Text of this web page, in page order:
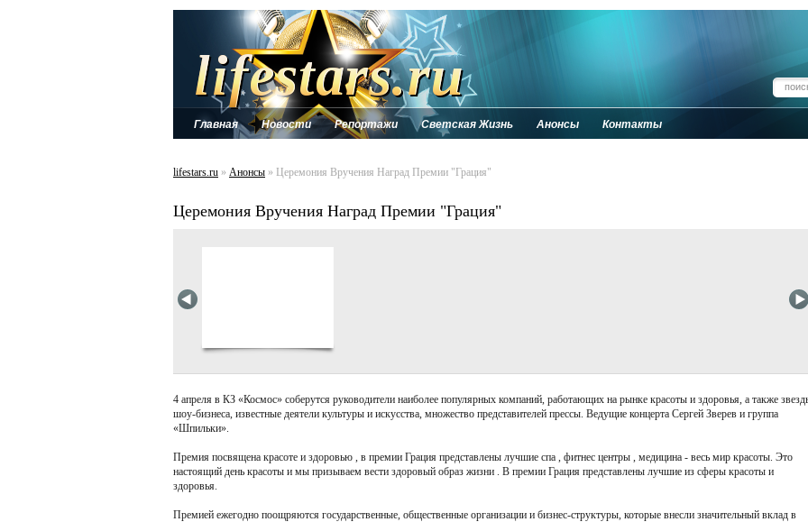
Главная Новости Репортажи Светская Жизнь Анонсы Контакты
lifestars.ru » Анонсы » Церемония Вручения Наград Премии "Грация"
Церемония Вручения Наград Премии "Грация"
4 апреля в КЗ «Космос» соберутся руководители наиболее популярных компаний, работающих на рынке красоты и здоровья, а также
шоу-бизнеса, известные деятели культуры и искусства, множество представителей прессы. Ведущие концерта Сергей Зверев и группа
«Шпильки».
Премия посвящена красоте и здоровью , в премии Грация представлены лучшие спа , фитнес центры , медицина - весь мир красоты. Это
настоящий день красоты и мы призываем вести здоровый образ жизни . В премии Грация представлены лучшие из сферы красоты и
здоровья.
Премией ежегодно поощряются государственные, общественные организации и бизнес-структуры, которые внесли значительный вклад в